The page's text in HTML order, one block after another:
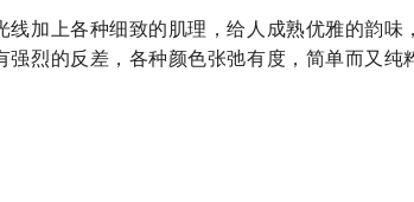
线加上各种细致的肌理，给人成熟优雅的韵
强烈的反差，各种颜色张弛有度，简单而又纯